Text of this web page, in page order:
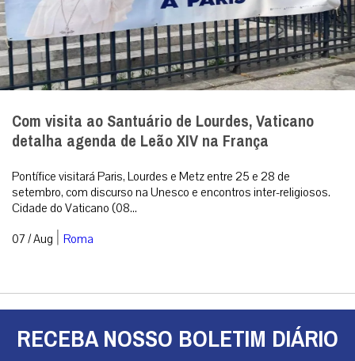
Com visita ao Santuário de Lourdes, Vaticano
detalha agenda de Leão XIV na França
Pontífice visitará Paris, Lourdes e Metz entre 25 e 28 de
setembro, com discurso na Unesco e encontros inter-religiosos.
Cidade do Vaticano (08...
07 / Aug | Roma
RECEBA NOSSO BOLETIM DIÁRIO